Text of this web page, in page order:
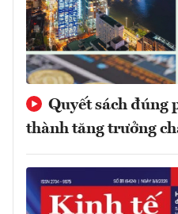
Quyết sách đúng
thành tăng trưởng